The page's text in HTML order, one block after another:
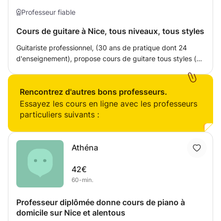
d'artistes connus et de grands labels. Je mets ce savoir à
Professeur fiable
Cours de guitare à Nice, tous niveaux, tous styles
Guitariste professionnel, (30 ans de pratique dont 24
d'enseignement), propose cours de guitare tous styles (
Nice. L'approche sera fonction de chacun mais inclura
l'abord de l'harmonie ( théorie, gammes, accords,
rythme...), de l'improvisation, de la composition, ainsi que
le travail d'exercices destinés à développer la dextérité, la
sweeping, du sweep picking, du legato, tapping,
fingerpicking etc...) le but étant de s'approprier
l'instrument au plus vite sans passer par le solfège, afin de
pouvoir exprimer librement sa créativité. Possibilité
d'initiation à la MAO (Musique Assistée par Ordinateur) sur
logiciel Cubase Pro10. Possibilité de régler en chèque
emploi service.
Rencontrez d'autres bons professeurs.
Essayez les cours en ligne avec les professeurs
particuliers suivants :
Athéna
42€
60-min.
Professeur diplômée donne cours de piano à
domicile sur Nice et alentous